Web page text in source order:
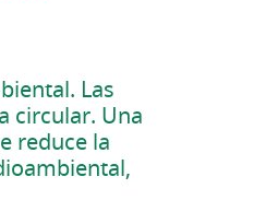
Las
circular. Una
reduce la